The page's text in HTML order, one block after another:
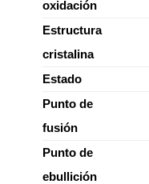
oxidación
Estructura
cristalina
Estado
Punto de
fusión
Punto de
ebullición